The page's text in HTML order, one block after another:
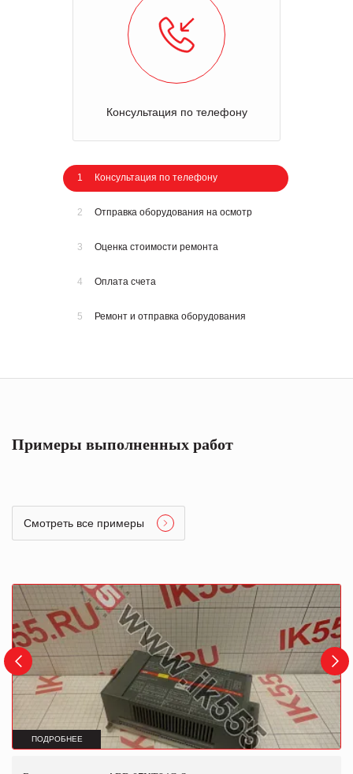
Консультация по телефону
1 Консультация по телефону
2 Отправка оборудования на осмотр
3 Оценка стоимости ремонта
4 Оплата счета
5 Ремонт и отправка оборудования
Примеры выполненных работ
Смотреть все примеры
ПОДРОБНЕЕ